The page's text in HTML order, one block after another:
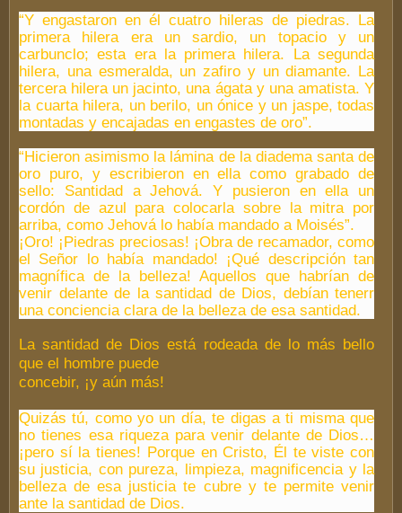
“Y engastaron en él cuatro hileras de piedras. La
primera hilera era un sardio, un topacio y un
carbunclo; esta era la primera hilera. La segunda
hilera, una esmeralda, un zafiro y un diamante. La
tercera hilera un jacinto, una ágata y una amatista. Y
la cuarta hilera, un berilo, un ónice y un jaspe, todas
montadas y encajadas en engastes de oro”.
“Hicieron asimismo la lámina de la diadema santa de
oro puro, y escribieron en ella como grabado de
sello: Santidad a Jehová. Y pusieron en ella un
cordón de azul para colocarla sobre la mitra por
arriba, como Jehová lo había mandado a Moisés”.
¡Oro! ¡Piedras preciosas! ¡Obra de recamador, como
el Señor lo había mandado! ¡Qué descripción tan
magnífica de la belleza! Aquellos que habrían de
venir delante de la santidad de Dios, debían tenerr
una conciencia clara de la belleza de esa santidad.
La santidad de Dios está rodeada de lo más bello
que el hombre puede
concebir, ¡y aún más!
Quizás tú, como yo un día, te digas a ti misma que
no tienes esa riqueza para venir delante de Dios…
¡pero sí la tienes! Porque en Cristo, Él te viste con
su justicia, con pureza, limpieza, magnificencia y la
belleza de esa justicia te cubre y te permite venir
ante la santidad de Dios.